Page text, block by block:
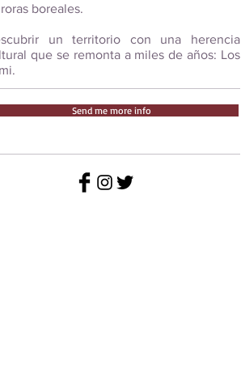
boreales.
un territorio con una herencia
que se remonta a miles de años: Los
Send me more info